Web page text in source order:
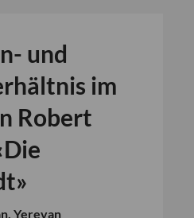
und
im
Robert
Yerevan